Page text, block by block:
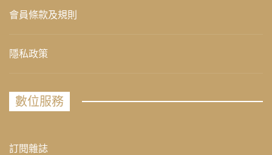
會員條款及規則
隱私政策
數位服務
訂閱雜誌